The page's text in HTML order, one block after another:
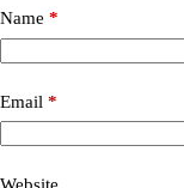
Name *
Email *